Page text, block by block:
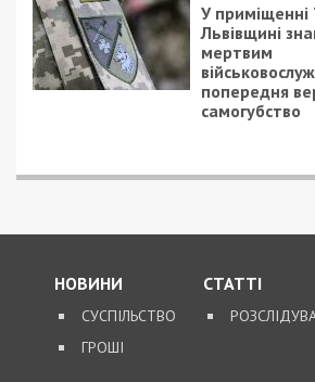
У
Львівщині
мертвим
попередня
самогубство
НОВИНИ
СУСПІЛЬСТВО
ГРОШІ
СТАТТІ